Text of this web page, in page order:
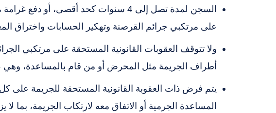
على مرتكبي جرائم القرصنة وتهكير الحسابات واختراق
ولا تتوقف العقوبات القانونية المستحقة على مرتكبي
أطراف الجريمة مثل المحرض أو من قام بالمساعدة، وهي
يتم فرض ذات العقوبة القانونية المستحقة للجريمة على
المساعدة الجرمية أو الاتفاق معه لارتكاب الجريمة، بما لا